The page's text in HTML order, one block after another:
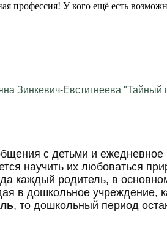
У кого ещё есть
Зинкевич-Евстигнеева
с детьми и ежедневное
научить их любоваться
каждый родитель, в
в дошкольное учреждение,
, то дошкольный период